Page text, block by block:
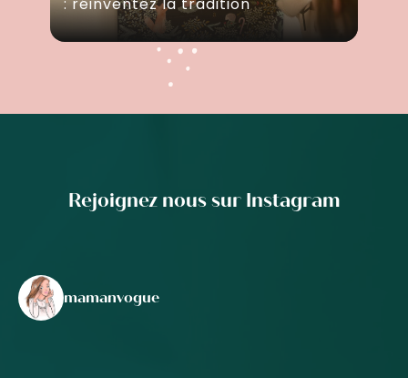
Rejoignez nous sur Instagram
mamanvogue